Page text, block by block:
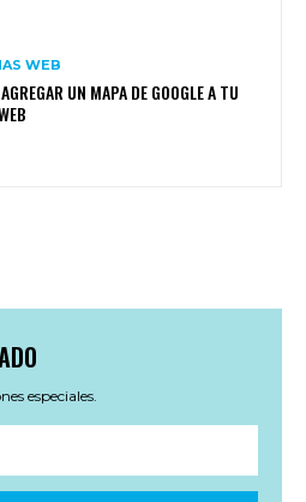
WEB
UN MAPA DE GOOGLE A TU
especiales.